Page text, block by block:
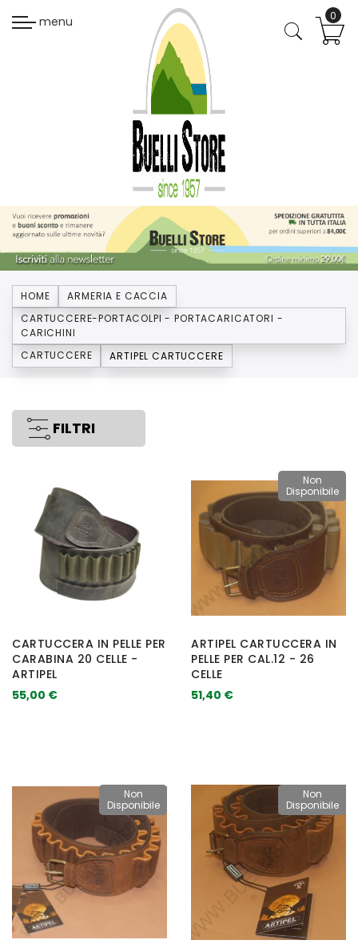
menu
HOME
ARMERIA E CACCIA
CARTUCCERE-PORTACOLPI - PORTACARICATORI -
CARICHINI
CARTUCCERE
ARTIPEL CARTUCCERE
FILTRI
CARTUCCERA IN PELLE PER
CARABINA 20 CELLE -
ARTIPEL
55,00 €
Non
Disponibile
ARTIPEL CARTUCCERA IN
PELLE PER CAL.12 - 26
CELLE
51,40 €
Non
Disponibile
Non
Disponibile